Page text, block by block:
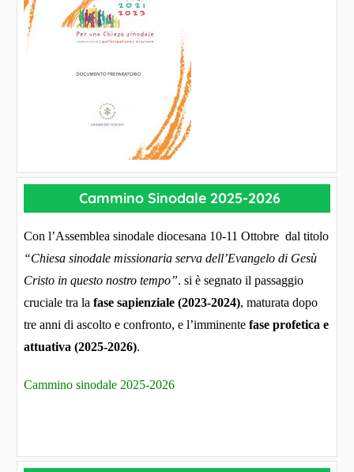
Cammino Sinodale 2025-2026
Con l’Assemblea sinodale diocesana 10-11 Ottobre dal titolo
“Chiesa sinodale missionaria serva dell’Evangelo di Gesù
Cristo in questo nostro tempo”. si è segnato il passaggio
cruciale tra la fase sapienziale (2023-2024), maturata dopo
tre anni di ascolto e confronto, e l’imminente fase profetica e
attuativa (2025-2026).
Cammino sinodale 2025-2026